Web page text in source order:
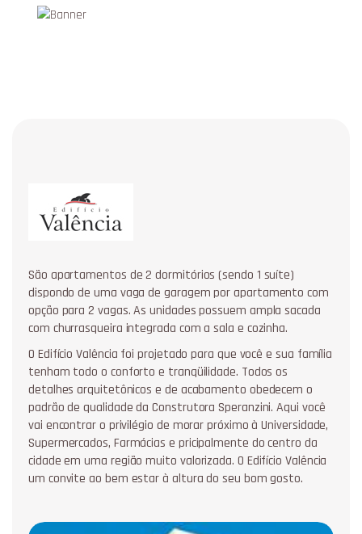
São apartamentos de 2 dormitórios (sendo 1 suíte)
dispondo de uma vaga de garagem por apartamento com
opção para 2 vagas. As unidades possuem ampla sacada
com churrasqueira integrada com a sala e cozinha.
O Edifício Valência foi projetado para que você e sua família
tenham todo o conforto e tranqüilidade. Todos os
detalhes arquitetônicos e de acabamento obedecem o
padrão de qualidade da Construtora Speranzini. Aqui você
vai encontrar o privilégio de morar próximo à Universidade,
Supermercados, Farmácias e pricipalmente do centro da
cidade em uma região muito valorizada. O Edifício Valência
um convite ao bem estar à altura do seu bom gosto.